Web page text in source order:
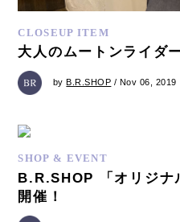
CLOSEUP ITEM
大人のムートンライダ
byB.R.SHOP / Nov 06, 2019
SHOP & EVENT
B.R.SHOP 「オリジナ
開催！